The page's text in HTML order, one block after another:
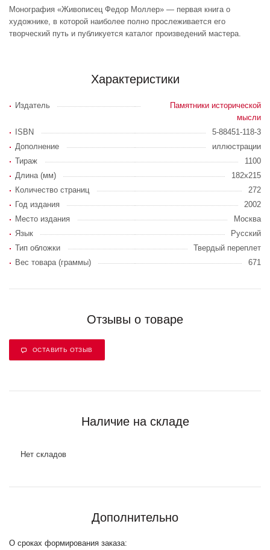
Монография «Живописец Федор Моллер» — первая книга о
художнике, в которой наиболее полно прослеживается его
творческий путь и публикуется каталог произведений мастера.
Характеристики
Издатель
Памятники исторической
мысли
ISBN
5-88451-118-3
Дополнение
иллюстрации
Тираж
1100
Длина (мм)
182х215
Количество страниц
272
Год издания
2002
Место издания
Москва
Язык
Русский
Тип обложки
Твердый переплет
Вес товара (граммы)
671
Отзывы о товаре
ОСТАВИТЬ ОТЗЫВ
Наличие на складе
Нет складов
Дополнительно
О сроках формирования заказа: